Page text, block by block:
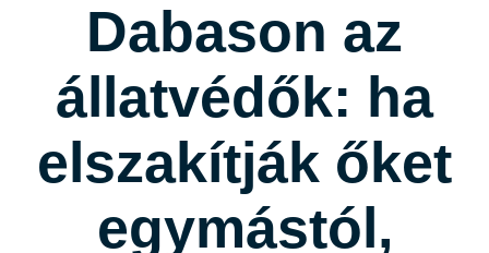
Dabason az
állatvédők: ha
elszakítják őket
egymástól,